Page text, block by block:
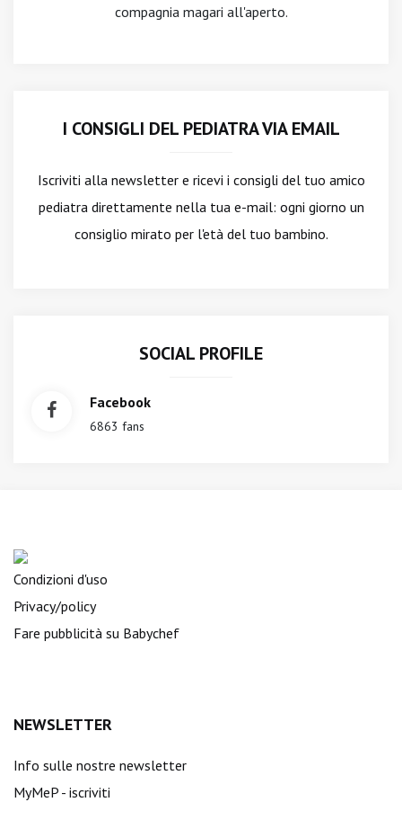
compagnia magari all'aperto.
I CONSIGLI DEL PEDIATRA VIA EMAIL
Iscriviti alla newslettere ricevi i consigli del tuo amico
pediatra direttamente nella tua e-mail: ogni giorno un
consiglio mirato per l'età del tuo bambino.
SOCIAL PROFILE
Facebook
6863 fans
Condizioni d'uso
Privacy/policy
Fare pubblicità su Babychef
NEWSLETTER
Info sulle nostre newsletter
MyMeP - iscriviti